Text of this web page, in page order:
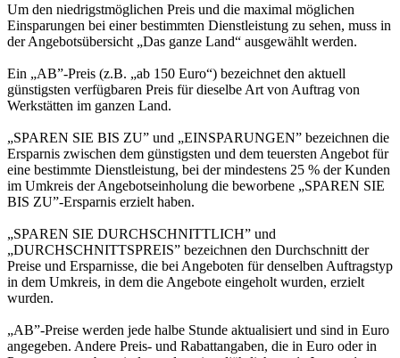
Um den niedrigstmöglichen Preis und die maximal möglichen
Einsparungen bei einer bestimmten Dienstleistung zu sehen, muss in
der Angebotsübersicht „Das ganze Land“ ausgewählt werden.
Ein „AB”-Preis (z.B. „ab 150 Euro“) bezeichnet den aktuell
günstigsten verfügbaren Preis für dieselbe Art von Auftrag von
Werkstätten im ganzen Land.
„SPAREN SIE BIS ZU” und „EINSPARUNGEN” bezeichnen die
Ersparnis zwischen dem günstigsten und dem teuersten Angebot für
eine bestimmte Dienstleistung, bei der mindestens 25 % der Kunden
im Umkreis der Angebotseinholung die beworbene „SPAREN SIE
BIS ZU”-Ersparnis erzielt haben.
„SPAREN SIE DURCHSCHNITTLICH” und
„DURCHSCHNITTSPREIS” bezeichnen den Durchschnitt der
Preise und Ersparnisse, die bei Angeboten für denselben Auftragstyp
in dem Umkreis, in dem die Angebote eingeholt wurden, erzielt
wurden.
„AB”-Preise werden jede halbe Stunde aktualisiert und sind in Euro
angegeben. Andere Preis- und Rabattangaben, die in Euro oder in